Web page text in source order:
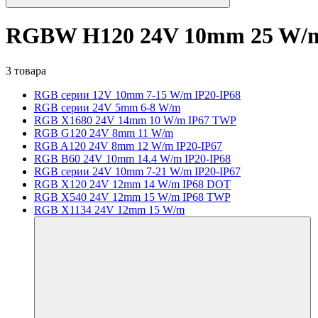
RGBW H120 24V 10mm 25 W/
3 товара
RGB серии 12V 10mm 7-15 W/m IP20-IP68
RGB серии 24V 5mm 6-8 W/m
RGB X1680 24V 14mm 10 W/m IP67 TWP
RGB G120 24V 8mm 11 W/m
RGB A120 24V 8mm 12 W/m IP20-IP67
RGB B60 24V 10mm 14.4 W/m IP20-IP68
RGB серии 24V 10mm 7-21 W/m IP20-IP67
RGB X120 24V 12mm 14 W/m IP68 DOT
RGB X540 24V 12mm 15 W/m IP68 TWP
RGB X1134 24V 12mm 15 W/m